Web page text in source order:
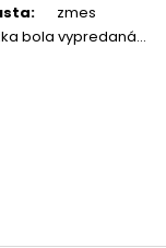
:
zmes
bola vypredaná…